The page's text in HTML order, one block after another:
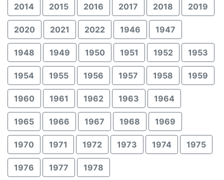
2014 2015 2016 2017 2018 2019
2020 2021 2022 1946 1947
1948 1949 1950 1951 1952 1953
1954 1955 1956 1957 1958 1959
1960 1961 1962 1963 1964
1965 1966 1967 1968 1969
1970 1971 1972 1973 1974 1975
1976 1977 1978